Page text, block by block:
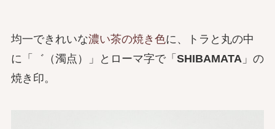
均一できれいな濃い茶の焼き色に、トラと丸の中
に「゛（濁点）」とローマ字で「 SHIBAMATA」の
焼き印。